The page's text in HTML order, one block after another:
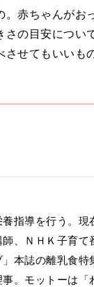
赤ちゃんがお
の目安につい
せてもいいも
指導を行う。現
、ＮＨＫ子育て
本誌の離乳食特
。モットーは「